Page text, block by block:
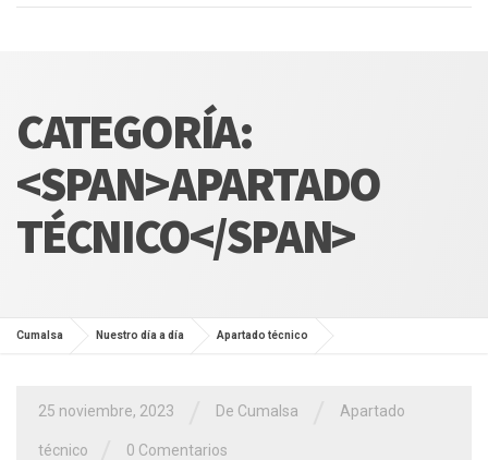
CATEGORÍA:
<SPAN>APARTADO
TÉCNICO</SPAN>
Cumalsa Nuestro día a día Apartado técnico
25 noviembre, 2023 De Cumalsa Apartado
técnico 0 Comentarios